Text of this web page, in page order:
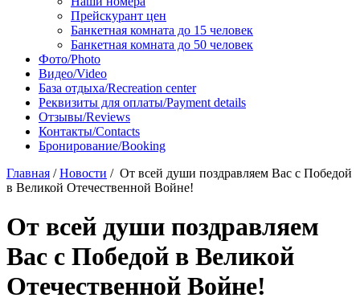
Прейскурант цен
Банкетная комната до 15 человек
Банкетная комната до 50 человек
Фото/Photo
Видео/Video
База отдыха/Recreation center
Реквизиты для оплаты/Payment details
Отзывы/Reviews
Контакты/Contacts
Бронирование/Booking
Главная /Новости / От всей души поздравляем Вас с Победой
в Великой Отечественной Войне!
От всей души поздравляем
Вас с Победой в Великой
Отечественной Войне!